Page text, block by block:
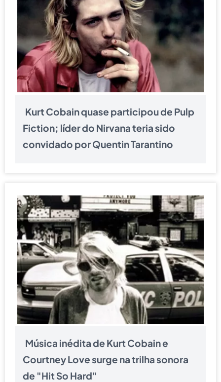
Kurt Cobain quase participou de Pulp
Fiction; líder do Nirvana teria sido
convidado por Quentin Tarantino
Música inédita de Kurt Cobain e
Courtney Love surge na trilha sonora
de "Hit So Hard"